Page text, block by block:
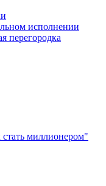
исполнении
перегородка
миллионером"